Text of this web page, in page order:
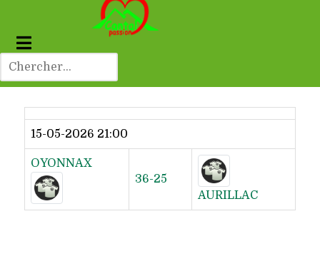
Dernier résultat
15-05-2026 21:00
OYONNAX
36-25
AURILLAC